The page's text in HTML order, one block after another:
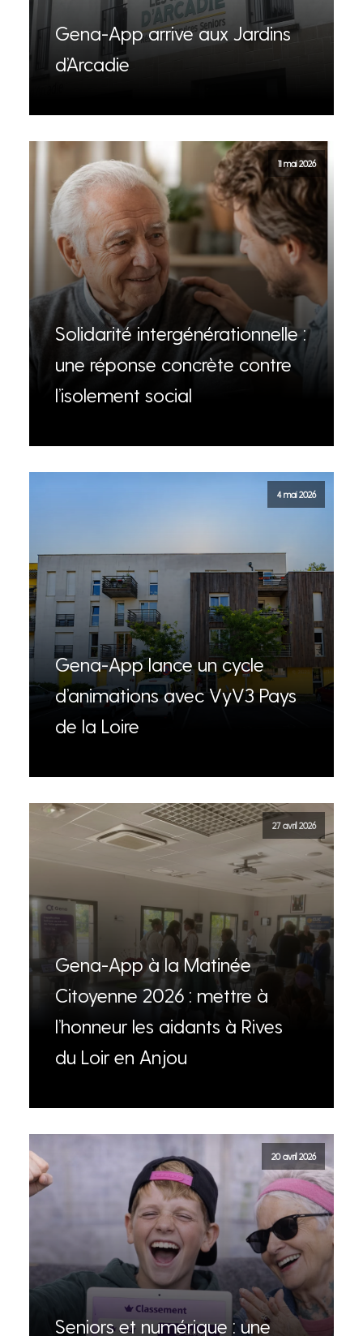
Gena-App arrive aux Jardins
d’Arcadie
11 mai 2026
Solidarité intergénérationnelle :
une réponse concrète contre
l’isolement social
4 mai 2026
Gena-App lance un cycle
d’animations avec VyV3 Pays
de la Loire
27 avril 2026
Gena-App à la Matinée
Citoyenne 2026 : mettre à
l’honneur les aidants à Rives
du Loir en Anjou
20 avril 2026
Seniors et numérique : une